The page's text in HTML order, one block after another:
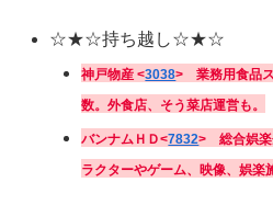
☆★☆持ち越し☆★☆
神戸物産 <3038> 業務用食品
数。外食店、そう菜店運営も。
バンナムＨＤ<7832> 総合娯楽
ラクターやゲーム、映像、娯楽